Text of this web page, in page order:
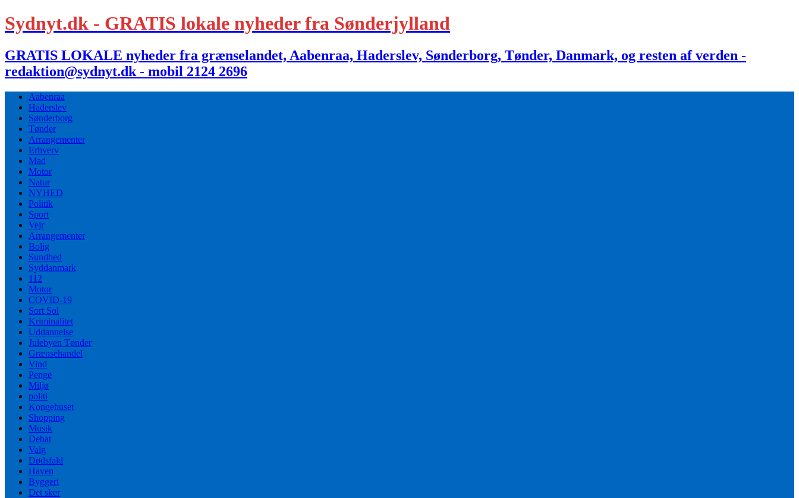
Sydnyt.dk - GRATIS lokale nyheder fra Sønderjylland
GRATIS LOKALE nyheder fra grænselandet, Aabenraa, Haderslev, Sønderborg, Tønder, Danmark, og resten af verden -
redaktion@sydnyt.dk - mobil 2124 2696
Aabenraa
Haderslev
Sønderborg
Tønder
Arrangementer
Erhverv
Mad
Motor
Natur
NYHED
Politik
Sport
Vejr
Arrangementer
Bolig
Sundhed
Syddanmark
112
Motor
COVID-19
Sort Sol
Kriminalitet
Uddannelse
Julebyen Tønder
Grænsehandel
Vind
Penge
Miljø
politi
Kongehuset
Shopping
Musik
Debat
Valg
Dødsfald
Haven
Byggeri
Det sker